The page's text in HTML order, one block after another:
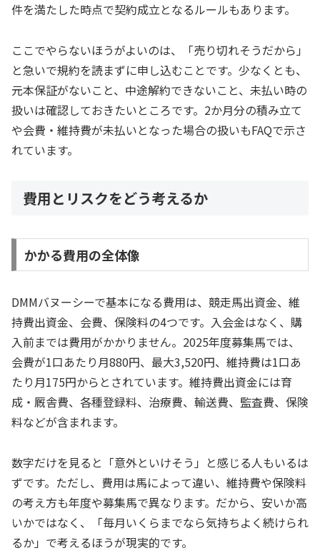
件を満たした時点で契約成立となるルールもあります。
ここでやらないほうがよいのは、「売り切れそうだから」
と急いで規約を読まずに申し込むことです。少なくとも、
元本保証がないこと、中途解約できないこと、未払い時の
扱いは確認しておきたいところです。2か月分の積み立て
や会費・維持費が未払いとなった場合の扱いもFAQで示さ
れています。
費用とリスクをどう考えるか
かかる費用の全体像
DMMバヌーシーで基本になる費用は、競走馬出資金、維
持費出資金、会費、保険料の4つです。入会金はなく、購
入前までは費用がかかりません。2025年度募集馬では、
会費が1口あたり月880円、最大3,520円、維持費は1口あ
たり月175円からとされています。維持費出資金には育
成・厩舎費、各種登録料、治療費、輸送費、監査費、保険
料などが含まれます。
数字だけを見ると「意外といけそう」と感じる人もいるは
ずです。ただし、費用は馬によって違い、維持費や保険料
の考え方も年度や募集馬で異なります。だから、安いか高
いかではなく、「毎月いくらまでなら気持ちよく続けられ
るか」で考えるほうが現実的です。